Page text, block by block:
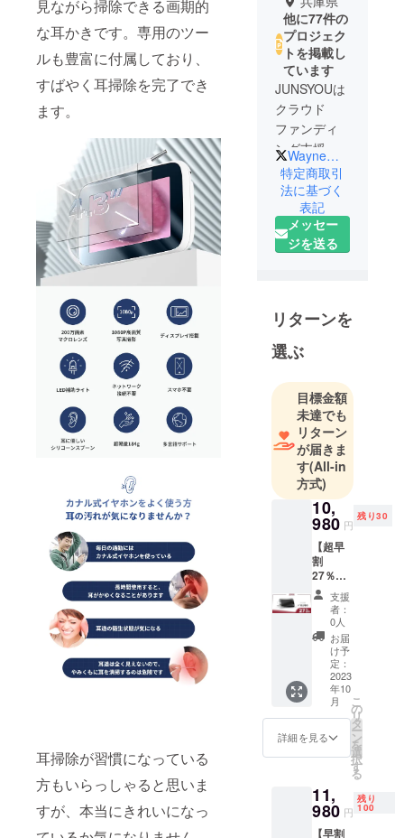
見ながら掃除できる画期的
な耳かきです。専用のツー
ルも豊富に付属しており、
すばやく耳掃除を完了でき
ます。
耳掃除が習慣になっている
方もいらっしゃると思いま
すが、本当にきれいになっ
他に77件の
プロジェク
トを掲載し
ています
JUNSYOUは
クラウド
ファンディ
ング支援の
プロチーム
です。メン
バーはいず
れも国際市
場における
な経験を有
していま
す。より効
界の消費者
に製品をア
ピールした
い、海外市
場でブラン
ドの地位を
確立させた
い、という
皆様のご要
望にお応え
します。
メールアド
rstrade.jp@g
mail.com
WayneWL2
特定商取引
法に基づく
表記
メッセー
ジを送る
リターンを
選ぶ
目標金額
未達でも
リターン
が届きま
す(All-in
方式)
10,
980 円
残り30
【超早
割
27％OF
F・先着
30名様
限定】
可視化
耳かき
「MS43
0」 × 1
※一般販
売予定
価格：
14980
円（税
込） ※
の価格
となり
ます。
支援
者：
0人
お届
け予
定：
2023
年10
月
詳細を見る
こ
の
リ
タ
ー
ン
を
選
択
す
る
11,
980 円
残り
100
【早割